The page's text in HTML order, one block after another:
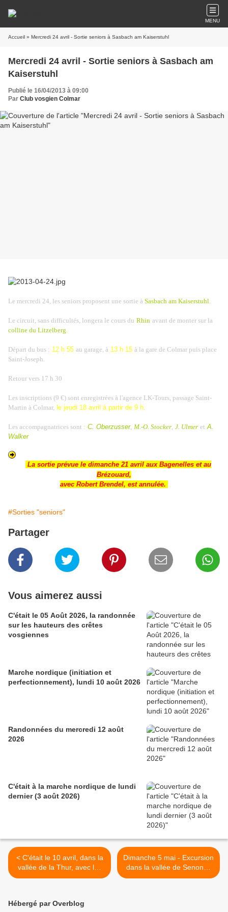
MENU
Accueil » Mercredi 24 avril - Sortie seniors à Sasbach am Kaiserstuhl
Mercredi 24 avril - Sortie seniors à Sasbach am
Kaiserstuhl
Publié le 16/04/2013 à 09:00
Par Club vosgien Colmar
Le mercredi 24, les seniors proposent une sortie à Sasbach am Kaiserstuhl.
Le circuit, sans difficultés, longera le cours du Rhin avant de monter sur la
colline du Litzelberg.
Départ du bus : 12 h 55 au garage, à 13 h 15 à la gare de Colmar puis place
Saint-Joseph.
Retour vers 17 h 30
Les inscriptions (9 €) sont enregistrées à l'agence LK-Tours, passage Saint-
Martin à Colmar, le jeudi 18 avril à partir de 9 h.
Les accompagnatrices sont : C. Oberzusser, M.-O. Stocker, J. Ulmer et A.
Walker
La sortie prévue le dimanche 21 avril aux Bagenelles et au
Brézouard,
avec Robert Brendel, est annulée.
#Sorties "seniors"
Partager
Vous aimerez aussi
C'était le 05 Août 2026, la randonnée
sur les hauteurs des crêtes
vosgiennes
Marche nordique (initiation et
perfectionnement), lundi 10 août 2026
Randonnées du mercredi 12 août
2026
C'était à la marche nordique de lundi
dernier (3 août 2026)
< C'était le 10 avril, dans la
vallée de la Thur, avec les
seniors
Dimanche 5 mai - Excursion
dans la vallée de Senones
>
Hébergé par Overblog